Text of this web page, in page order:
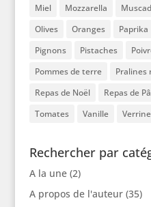
Miel Mozzarella
Olives
Oranges Paprika
Pignons
Pistaches
Pommes de terre
Pralines
Repas de Noël
Repas de
Tomates
Vanille
Rechercher par
A la une(2)
A propos de l'auteur(35)